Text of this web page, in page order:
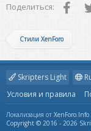
Поделиться:
Стили XenForo
Skripters Light
Условия и правила
Локализация от XenForo.Info
Copyright © 2016 - 2026